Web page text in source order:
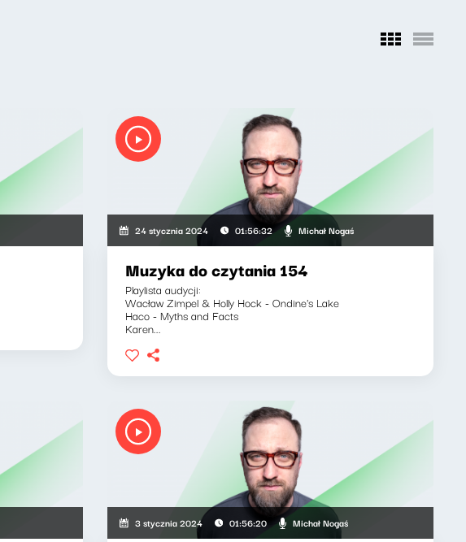
24 stycznia 2024 01:56:32 Michał Nogaś
Muzyka do czytania 154
Playlista audycji:
Wacław Zimpel & Holly Hock - Ondine's Lake
Haco - Myths and Facts
Karen...
3 stycznia 2024 01:56:20 Michał Nogaś